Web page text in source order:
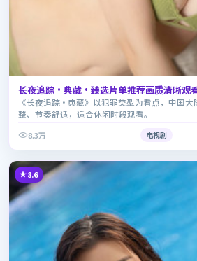
长夜追踪·典藏·臻选片单推荐画质清晰观
《长夜追踪·典藏》以犯罪类型为看点，中国
整、节奏舒适，适合休闲时段观看。
8.3万
电视剧
8.6